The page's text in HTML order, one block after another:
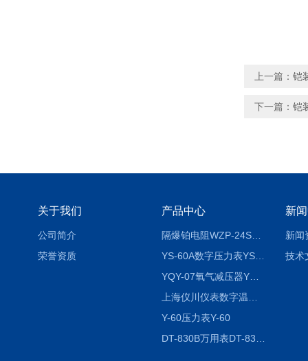
上一篇： 铠
下一篇： 铠
关于我们
公司简介
荣誉资质
产品中心
隔爆铂电阻WZP-24SA隔爆铂电阻WZP-24SA/Pt100
YS-60A数字压力表YS-60A
YQY-07氧气减压器YQY-07
Y-60压力表Y-60
新
新闻
技术